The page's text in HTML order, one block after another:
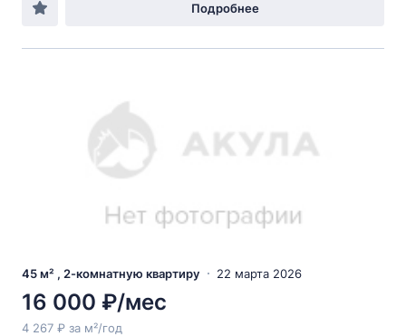
Подробнее
45 м² , 2-комнатную квартиру 22 марта 2026
16 000 ₽/мес
4 267 ₽ за м²/год